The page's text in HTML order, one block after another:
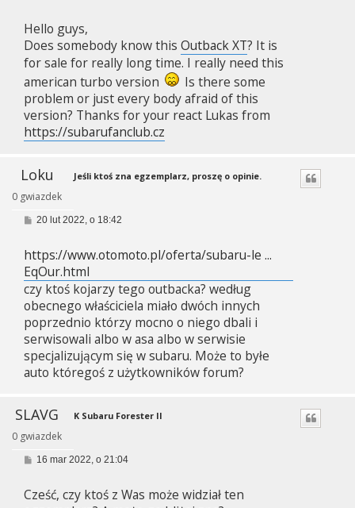
t
Hello guys,
Does somebody know this Outback XT? It is
for sale for really long time. I really need this
american turbo version
Is there some
problem or just every body afraid of this
version? Thanks for your react Lukas from
https://subarufanclub.cz
Loku
0 gwiazdek
Jeśli ktoś zna egzemplarz, proszę o opinie.
P
t
20 lut 2022, o 18:42
https://www.otomoto.pl/oferta/subaru-le ...
EqOur.html
czy ktoś kojarzy tego outbacka? według
obecnego właściciela miało dwóch innych
poprzednio którzy mocno o niego dbali i
serwisowali albo w asa albo w serwisie
specjalizującym się w subaru. Może to byłe
auto któregoś z użytkowników forum?
SLAVG
0 gwiazdek
K Subaru Forester II
P
t
16 mar 2022, o 21:04
Cześć, czy ktoś z Was może widział ten